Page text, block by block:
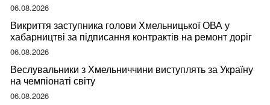
06.08.2026
Викриття заступника голови Хмельницької ОВА у
хабарництві за підписання контрактів на ремонт доріг
06.08.2026
Веслувальники з Хмельниччини виступлять за Україну
на чемпіонаті світу
06.08.2026